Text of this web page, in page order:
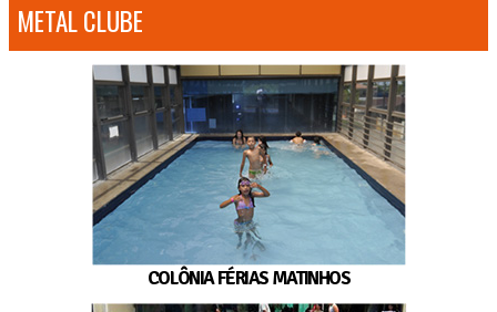
METAL CLUBE
COLÔNIA FÉRIAS MATINHOS